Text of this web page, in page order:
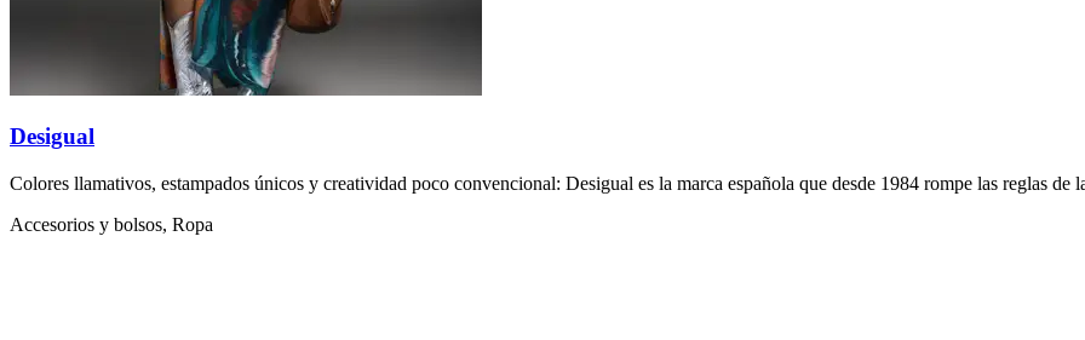
Desigual
Colores llamativos, estampados únicos y creatividad poco convencional: Desigual es la marca española que desde 1984 rompe las reglas de
Accesorios y bolsos, Ropa